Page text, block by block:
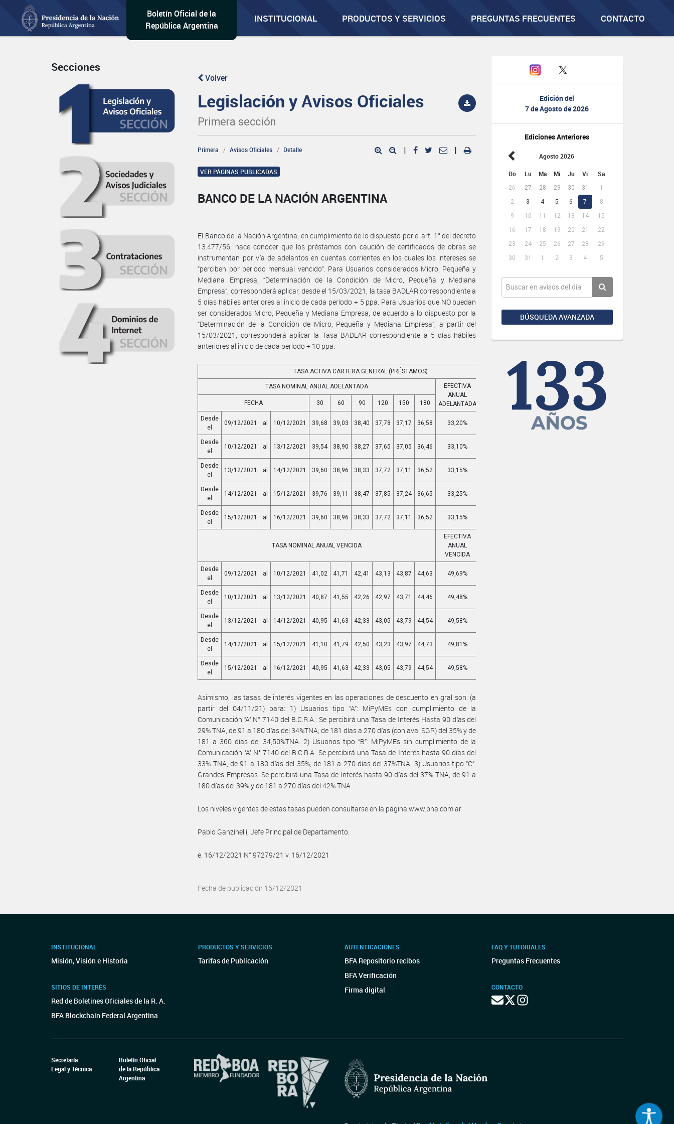
Boletín Oficial de la
República Argentina
INSTITUCIONAL PRODUCTOS Y SERVICIOS PREGUNTAS FRECUENTES CONTACTO
Edición del
7 de Agosto de 2026
Ediciones Anteriores
Agosto 2026
Do Lu Ma Mi Ju Vi Sa
26 27 28 29 30 31
1
2
3 4 5 6 7
8
9
10 11 12 13 14
15
16
17 18 19 20 21
22
23
24 25 26 27 28
29
30
31 1 2 3 4 5
BÚSQUEDA AVANZADA
Secciones
Volver
Legislación y Avisos Oficiales
Primera sección
Primera Avisos Oficiales Detalle | |
VER PÁGINAS PUBLICADAS
BANCO DE LA NACIÓN ARGENTINA
El Banco de la Nación Argentina, en cumplimiento de lo dispuesto por el art. 1° del decreto
13.477/56, hace conocer que los préstamos con caución de certificados de obras se
instrumentan por vía de adelantos en cuentas corrientes en los cuales los intereses se
“perciben por periodo mensual vencido”. Para Usuarios considerados Micro, Pequeña y
Mediana Empresa, “Determinación de la Condición de Micro, Pequeña y Mediana
Empresa”, corresponderá aplicar, desde el 15/03/2021, la tasa BADLAR correspondiente a
5 días hábiles anteriores al inicio de cada período + 5 ppa. Para Usuarios que NO puedan
ser considerados Micro, Pequeña y Mediana Empresa, de acuerdo a lo dispuesto por la
“Determinación de la Condición de Micro, Pequeña y Mediana Empresa”, a partir del
15/03/2021, corresponderá aplicar la Tasa BADLAR correspondiente a 5 días hábiles
anteriores al inicio de cada período + 10 ppa.
TASA ACTIVA CARTERA GENERAL (PRÉSTAMOS)
TASA NOMINAL ANUAL ADELANTADA
EFECTIVA
ANUAL
ADELANTADA
ADELANTADA
FECHA 30 60 90 120 150 180
Desde
el
09/12/2021 al 10/12/2021 39,68 39,03 38,40 37,78 37,17 36,58 33,20%
Desde
el
10/12/2021 al 13/12/2021 39,54 38,90 38,27 37,65 37,05 36,46 33,10%
Desde
el
13/12/2021 al 14/12/2021 39,60 38,96 38,33 37,72 37,11 36,52 33,15%
Desde
el
14/12/2021 al 15/12/2021 39,76 39,11 38,47 37,85 37,24 36,65 33,25%
Desde
el
15/12/2021 al 16/12/2021 39,60 38,96 38,33 37,72 37,11 36,52 33,15%
TASA NOMINAL ANUAL VENCIDA
EFECTIVA
ANUAL
VENCIDA
Desde
el
09/12/2021 al 10/12/2021 41,02 41,71 42,41 43,13 43,87 44,63 49,69%
Desde
el
10/12/2021 al 13/12/2021 40,87 41,55 42,26 42,97 43,71 44,46 49,48%
Desde
el
13/12/2021 al 14/12/2021 40,95 41,63 42,33 43,05 43,79 44,54 49,58%
Desde
el
14/12/2021 al 15/12/2021 41,10 41,79 42,50 43,23 43,97 44,73 49,81%
Desde
el
15/12/2021 al 16/12/2021 40,95 41,63 42,33 43,05 43,79 44,54 49,58%
Asimismo, las tasas de interés vigentes en las operaciones de descuento en gral son: (a
partir del 04/11/21) para: 1) Usuarios tipo “A”: MiPyMEs con cumplimiento de la
Comunicación ‘‘A’’ N° 7140 del B.C.R.A.: Se percibirá una Tasa de Interés Hasta 90 días del
29% TNA, de 91 a 180 días del 34%TNA, de 181 días a 270 días (con aval SGR) del 35% y de
181 a 360 días del 34,50%TNA. 2) Usuarios tipo “B”: MiPyMEs sin cumplimiento de la
Comunicación ‘‘A’’ N° 7140 del B.C.R.A. Se percibirá una Tasa de Interés hasta 90 días del
33% TNA, de 91 a 180 días del 35%, de 181 a 270 días del 37%TNA. 3) Usuarios tipo “C”:
Grandes Empresas. Se percibirá una Tasa de Interés hasta 90 días del 37% TNA, de 91 a
180 días del 39% y de 181 a 270 días del 42% TNA.
Los niveles vigentes de estas tasas pueden consultarse en la página www.bna.com.ar
Pablo Ganzinelli, Jefe Principal de Departamento.
e. 16/12/2021 N° 97279/21 v. 16/12/2021
Fecha de publicación 16/12/2021
INSTITUCIONAL
Misión, Visión e Historia
SITIOS DE INTERÉS
Red de Boletines Oficiales de la R. A.
BFA Blockchain Federal Argentina
PRODUCTOS Y SERVICIOS
Tarifas de Publicación
AUTENTICACIONES
BFA Repositorio recibos
BFA Verificación
Firma digital
FAQ Y TUTORIALES
Preguntas Frecuentes
CONTACTO
Secretaría
Legal y Técnica
Boletín Oficial
de la República
Argentina